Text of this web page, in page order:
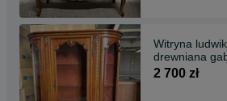
Witryna
drewniana
Ludwik
2 700 zł